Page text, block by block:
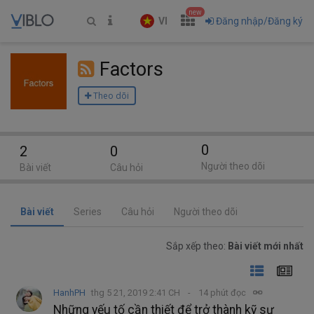
VI
new
Đăng nhập/Đăng ký
Factors
Theo dõi
Bài viết Series Câu hỏi Người theo dõi
Sắp xếp theo: Bài viết mới nhất
HanhPH thg 5 21, 2019 2:41 CH 14 phút đọc
Những yếu tố cần thiết để trở thành kỹ sư
2
Bài viết
0
Câu hỏi
0
Người theo dõi